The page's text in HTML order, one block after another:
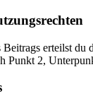
erteilst du
Punkt 2,